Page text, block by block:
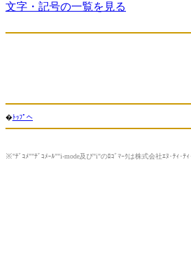
文字・記号の一覧を見る
�ﾄｯﾌﾟへ
※"ﾃﾞｺﾒ""ﾃﾞｺﾒｰﾙ""i-mode及び"i"のﾛｺﾞﾏｰｸは株式会社ｴﾇ･ﾃｨ･ﾃ